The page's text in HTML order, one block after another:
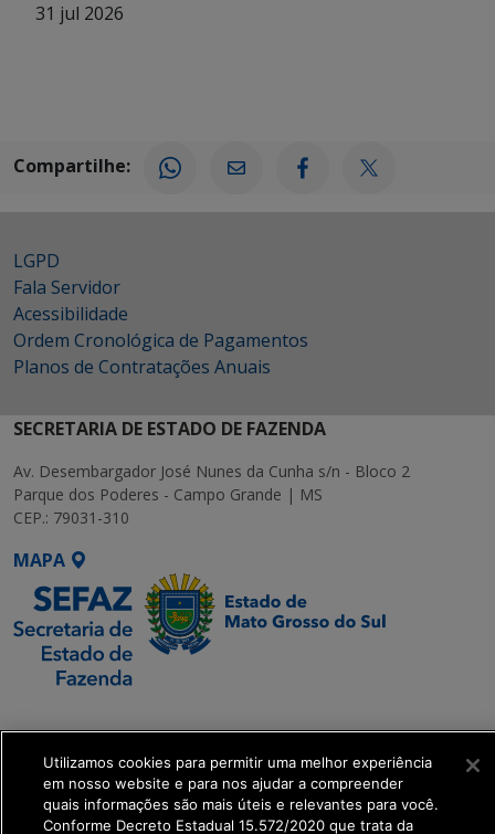
31 jul 2026
Compartilhe:
LGPD
Fala Servidor
Acessibilidade
Ordem Cronológica de Pagamentos
Planos de Contratações Anuais
SECRETARIA DE ESTADO DE FAZENDA
Av. Desembargador José Nunes da Cunha s/n - Bloco 2
Parque dos Poderes - Campo Grande | MS
CEP.: 79031-310
MAPA
Executiva de
Transformação Digital
get_footer();
Utilizamos cookies para permitir uma melhor experiência
em nosso website e para nos ajudar a compreender
quais informações são mais úteis e relevantes para você.
Conforme Decreto Estadual 15.572/2020 que trata da